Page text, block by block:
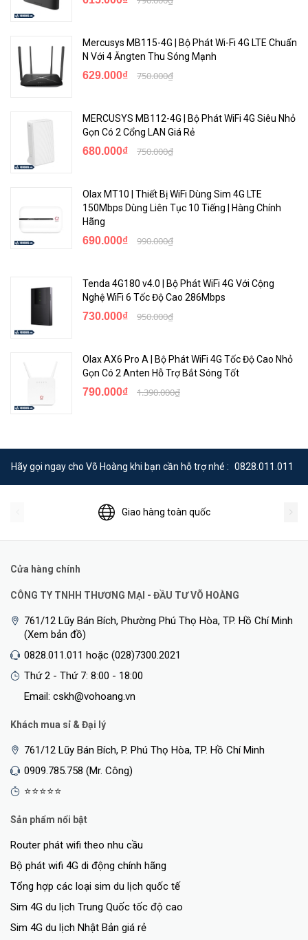
Mercusys MB115-4G | Bộ Phát Wi-Fi 4G LTE Chuẩn
N Với 4 Ăngten Thu Sóng Mạnh
629.000₫ 750.000₫
MERCUSYS MB112-4G | Bộ Phát WiFi 4G Siêu Nhỏ
Gọn Có 2 Cổng LAN Giá Rẻ
680.000₫ 750.000₫
Olax MT10 | Thiết Bị WiFi Dùng Sim 4G LTE
150Mbps Dùng Liên Tục 10 Tiếng | Hàng Chính
Hãng
690.000₫ 990.000₫
Tenda 4G180 v4.0 | Bộ Phát WiFi 4G Với Cộng
Nghệ WiFi 6 Tốc Độ Cao 286Mbps
730.000₫ 950.000₫
Olax AX6 Pro A | Bộ Phát WiFi 4G Tốc Độ Cao Nhỏ
Gọn Có 2 Anten Hỗ Trợ Bắt Sóng Tốt
790.000₫ 1.390.000₫
Hãy gọi ngay cho Võ Hoàng khi bạn cần hỗ trợ nhé : 0828.011.011
Giao hàng toàn quốc
Cửa hàng chính
CÔNG TY TNHH THƯƠNG MẠI - ĐẦU TƯ VÕ HOÀNG
761/12 Lũy Bán Bích, Phường Phú Thọ Hòa, TP. Hồ Chí Minh
(Xem bản đồ)
0828.011.011 hoặc (028)7300.2021
Thứ 2 - Thứ 7: 8:00 - 18:00
Email: cskh@vohoang.vn
Khách mua sỉ & Đại lý
761/12 Lũy Bán Bích, P. Phú Thọ Hòa, TP. Hồ Chí Minh
0909.785.758 (Mr. Công)
⭐⭐⭐⭐⭐
Sản phẩm nổi bật
Router phát wifi theo nhu cầu
Bộ phát wifi 4G di động chính hãng
Tổng hợp các loại sim du lịch quốc tế
Sim 4G du lịch Trung Quốc tốc độ cao
Sim 4G du lịch Nhật Bản giá rẻ